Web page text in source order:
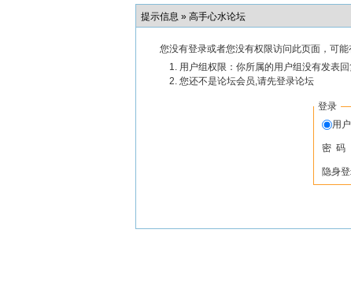
提示信息 » 高手心水论坛
您没有登录或者您没有权限访问此页面，可
用户组权限：你所属的用户组没有发表
您还不是论坛会员,请先登录论坛
登录
用
密 码
隐身